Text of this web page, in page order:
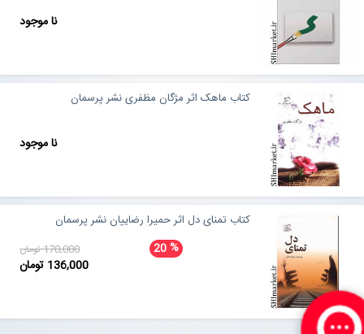
نا موجود
کتاب ماهک اثر مژگان مظفری نشر پرسمان
نا موجود
کتاب تمنای دل اثر حمیرا رضاییان نشر پرسمان
20% 170,000 تومان
136,000 تومان